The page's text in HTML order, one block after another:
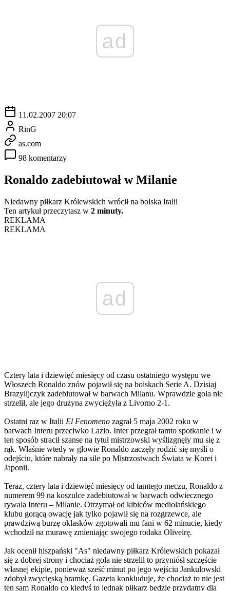
ad
11.02.2007 20:07
RinG
as.com
98 komentarzy
Ronaldo zadebiutował w Milanie
Niedawny piłkarz Królewskich wrócił na boiska Italii
Ten artykuł przeczytasz w 2 minuty.
REKLAMA
REKLAMA
ad
Cztery lata i dziewięć miesięcy od czasu ostatniego występu we
Włoszech Ronaldo znów pojawił się na boiskach Serie A. Dzisiaj
Brazylijczyk zadebiutował w barwach Milanu. Wprawdzie gola nie
strzelił, ale jego drużyna zwyciężyła z Livorno 2-1.
Ostatni raz w Italii El Fenomeno zagrał 5 maja 2002 roku w
barwach Interu przeciwko Lazio. Inter przegrał tamto spotkanie i w
ten sposób stracił szanse na tytuł mistrzowski wyślizgnęły mu się z
rąk. Właśnie wtedy w głowie Ronaldo zaczęły rodzić się myśli o
odejściu, które nabrały na sile po Mistrzostwach Świata w Korei i
Japonii.
Teraz, cztery lata i dziewięć miesięcy od tamtego meczu, Ronaldo z
numerem 99 na koszulce zadebiutował w barwach odwiecznego
rywala Interu – Milanie. Otrzymał od kibiców mediolańskiego
klubu gorącą owację jak tylko pojawił się na rozgrzewce, ale
prawdziwą burzę oklasków zgotowali mu fani w 62 minucie, kiedy
wchodził na murawę zmieniając swojego rodaka Oliveirę.
Jak ocenił hiszpański "As" niedawny piłkarz Królewskich pokazał
się z dobrej strony i chociaż gola nie strzelił to przyniósł szczęście
własnej ekipie, ponieważ sześć minut po jego wejściu Jankulowski
zdobył zwycięską bramkę. Gazeta konkluduje, że chociaż to nie jest
ten sam Ronaldo co kiedyś to jednak piłkarz będzie przydatny dla